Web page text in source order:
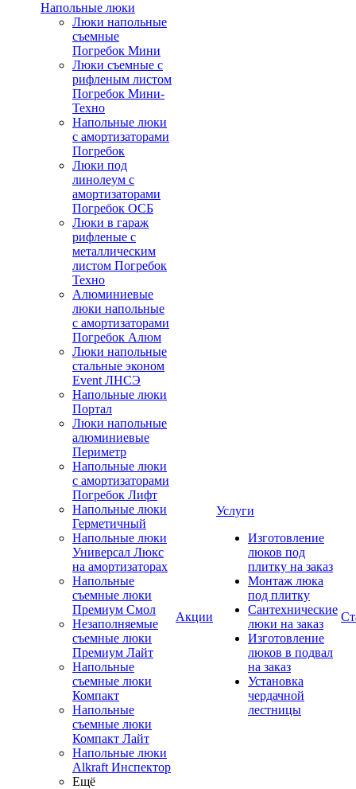
Напольные люки
Люки напольные
съемные
Погребок Мини
Люки съемные с
рифленым листом
Погребок Мини-
Техно
Напольные люки
с амортизаторами
Погребок
Люки под
линолеум с
амортизаторами
Погребок ОСБ
Люки в гараж
рифленые с
металлическим
листом Погребок
Техно
Алюминиевые
люки напольные
с амортизаторами
Погребок Алюм
Люки напольные
стальные эконом
Event ЛНСЭ
Напольные люки
Портал
Люки напольные
алюминиевые
Периметр
Напольные люки
с амортизаторами
Погребок Лифт
Напольные люки
Герметичный
Напольные люки
Универсал Люкс
на амортизаторах
Напольные
съемные люки
Премиум Смол
Незаполняемые
съемные люки
Премиум Лайт
Напольные
съемные люки
Компакт
Напольные
съемные люки
Компакт Лайт
Напольные люки
Alkraft Инспектор
Ещё
Акции
Услуги
Изготовление
люков под
плитку на заказ
Монтаж люка
под плитку
Сантехнические
люки на заказ
Изготовление
люков в подвал
на заказ
Установка
чердачной
лестницы